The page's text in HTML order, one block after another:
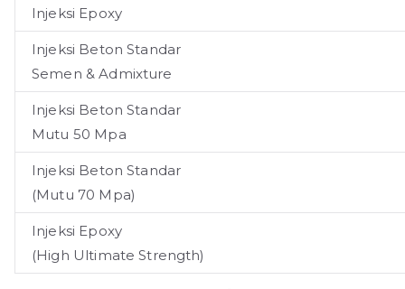
Injeksi Epoxy
Injeksi Beton Standar
Semen & Admixture
Injeksi Beton Standar
Mutu 50 Mpa
Injeksi Beton Standar
(Mutu 70 Mpa)
Injeksi Epoxy
(High Ultimate Strength)